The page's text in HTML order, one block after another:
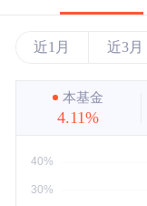
近1月 近3月
本基金
4.11%